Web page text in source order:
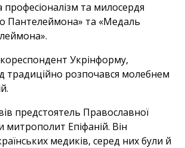
професіоналізм та милосердя
Пантелеймона» та «Медаль
Укрінформу,
традиційно розпочався молебнем
предстоятель Православної
митрополит Епіфаній. Він
медиків, серед них були й